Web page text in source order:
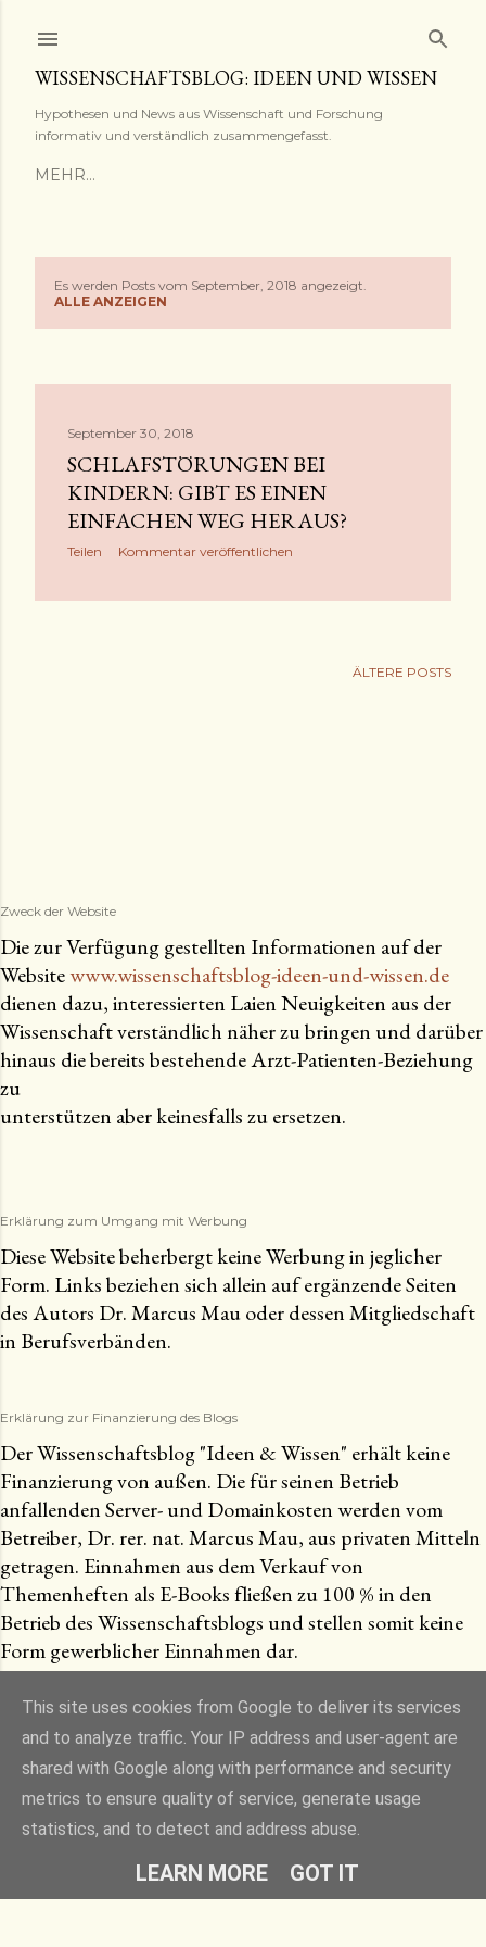
WISSENSCHAFTSBLOG: IDEEN UND WISSEN
Hypothesen und News aus Wissenschaft und Forschung
informativ und verständlich zusammengefasst.
MEHR…
s
Es werden Posts vom September, 2018 angezeigt.
ALLE ANZEIGEN
September 30, 2018
SCHLAFSTÖRUNGEN BEI
KINDERN: GIBT ES EINEN
EINFACHEN WEG HERAUS?
Teilen Kommentar veröffentlichen
ÄLTERE POSTS
Zweck der Website
Die zur Verfügung gestellten Informationen auf der
Websitewww.wissenschaftsblog-ideen-und-wissen.de
dienen dazu, interessierten Laien Neuigkeiten aus der
Wissenschaft verständlich näher zu bringen und darüber
hinaus die bereits bestehende Arzt-Patienten-Beziehung
zu
unterstützen aber keinesfalls zu ersetzen.
Erklärung zum Umgang mit Werbung
Diese Website beherbergt keine Werbung in jeglicher
Form. Links beziehen sich allein auf ergänzende Seiten
des Autors Dr. Marcus Mau oder dessen Mitgliedschaft
in Berufsverbänden.
Erklärung zur Finanzierung des Blogs
Der Wissenschaftsblog "Ideen & Wissen" erhält keine
Finanzierung von außen. Die für seinen Betrieb
anfallenden Server- und Domainkosten werden vom
Betreiber, Dr. rer. nat. Marcus Mau, aus privaten Mitteln
getragen. Einnahmen aus dem Verkauf von
Themenheften als E-Books fließen zu 100 % in den
Betrieb des Wissenschaftsblogs und stellen somit keine
Form gewerblicher Einnahmen dar.
Powered by Blogger
Designbilder vonRaycat
Dr. Marcus Mau (Freier Autor und Medizinredakteur)
This site uses cookies from Google to deliver its services
and to analyze traffic. Your IP address and user-agent are
shared with Google along with performance and security
metrics to ensure quality of service, generate usage
statistics, and to detect and address abuse.
LEARN MORE GOT IT